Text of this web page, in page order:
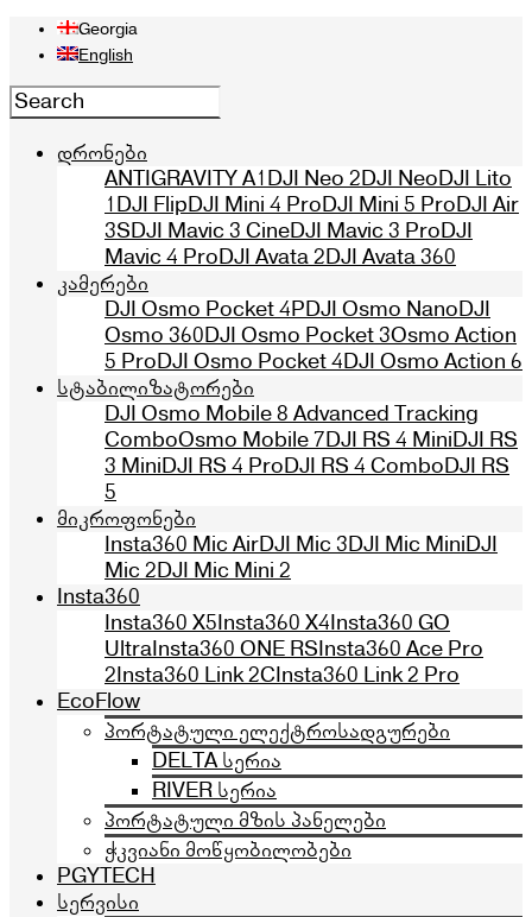
Georgia
English
დრონები
ANTIGRAVITY A1DJI Neo 2DJI NeoDJI Lito
1DJI FlipDJI Mini 4 ProDJI Mini 5 ProDJI Air
3SDJI Mavic 3 CineDJI Mavic 3 ProDJI
Mavic 4 ProDJI Avata 2DJI Avata 360
კამერები
DJI Osmo Pocket 4PDJI Osmo NanoDJI
Osmo 360DJI Osmo Pocket 3Osmo Action
5 ProDJI Osmo Pocket 4DJI Osmo Action 6
სტაბილიზატორები
DJI Osmo Mobile 8 Advanced Tracking
ComboOsmo Mobile 7DJI RS 4 MiniDJI RS
3 MiniDJI RS 4 ProDJI RS 4 ComboDJI RS
5
მიკროფონები
Insta360 Mic AirDJI Mic 3DJI Mic MiniDJI
Mic 2DJI Mic Mini 2
Insta360
Insta360 X5Insta360 X4Insta360 GO
UltraInsta360 ONE RSInsta360 Ace Pro
2Insta360 Link 2CInsta360 Link 2 Pro
EcoFlow
პორტატული ელექტროსადგურები
DELTA სერია
RIVER სერია
პორტატული მზის პანელები
ჭკვიანი მოწყობილობები
PGYTECH
სერვისი